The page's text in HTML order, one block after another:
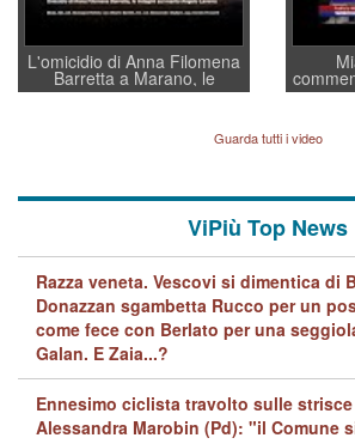
L'omicidio di Anna Filomena
Barretta a Marano, le
indagini dei carabinieri di
Lavarra: più avvincenti di
quelle di... Barbara D'UrsoGuarda tutti i video
ViPiù Top News
Razza veneta. Vescovi si dimentica di
Donazzan sgambetta Rucco per un
come fece con Berlato per una
Galan. E Zaia...?
Ennesimo ciclista travolto sulle
Alessandra Marobin (Pd): "il Comune